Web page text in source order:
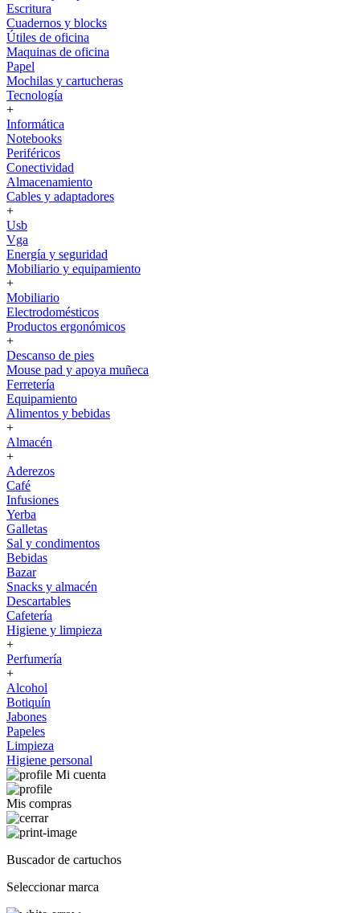
Escritura
Cuadernos y blocks
Útiles de oficina
Maquinas de oficina
Papel
Mochilas y cartucheras
Tecnología
+
Informática
Notebooks
Periféricos
Conectividad
Almacenamiento
Cables y adaptadores
+
Usb
Vga
Energía y seguridad
Mobiliario y equipamiento
+
Mobiliario
Electrodomésticos
Productos ergonómicos
+
Descanso de pies
Mouse pad y apoya muñeca
Ferretería
Equipamiento
Alimentos y bebidas
+
Almacén
+
Aderezos
Café
Infusiones
Yerba
Galletas
Sal y condimentos
Bebidas
Bazar
Snacks y almacén
Descartables
Cafetería
Higiene y limpieza
+
Perfumería
+
Alcohol
Botiquín
Jabones
Papeles
Limpieza
Higiene personal
Mi cuenta
Mis compras
Buscador de cartuchos
Seleccionar marca